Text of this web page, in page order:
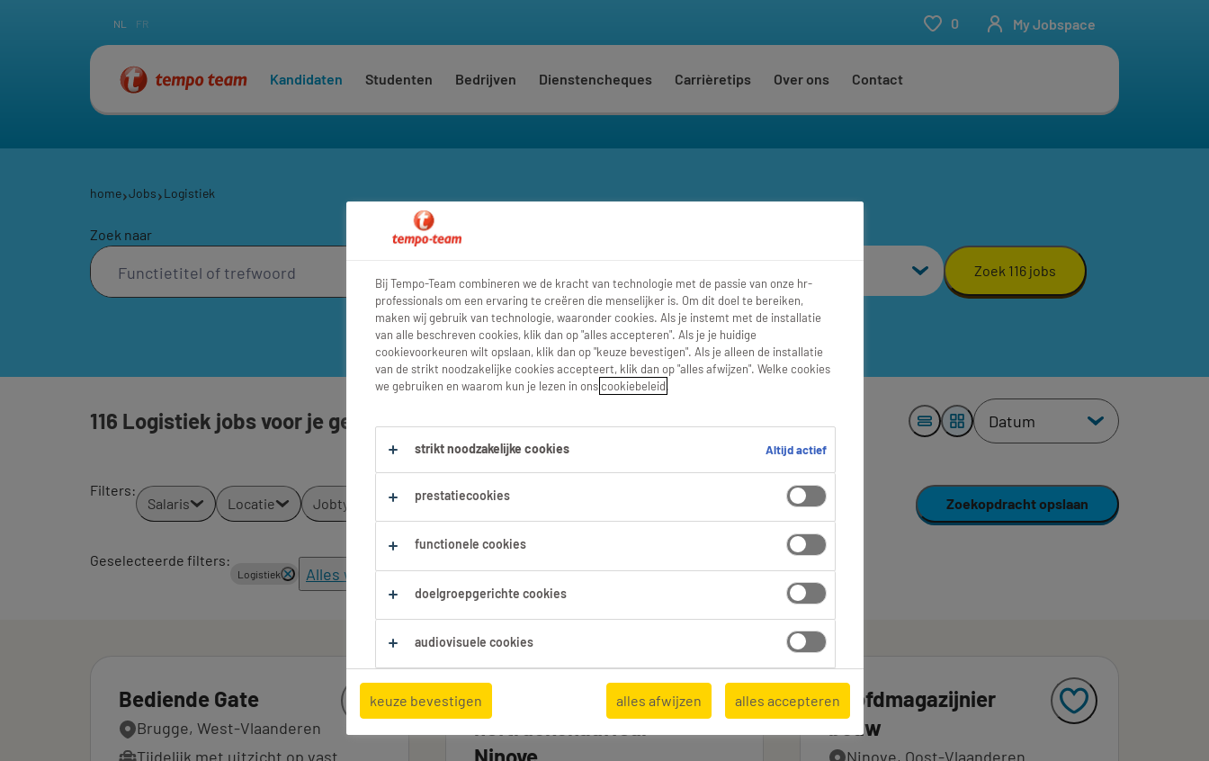
Kandidaten Studenten Bedrijven Dienstencheques Carrièretips Over ons Contact
0 My Jobspace
NL FR
home Jobs Logistiek
Zoek naar Waar
Zoek 116 jobs
116 Logistiek jobs voor je gevonden.
Filters:
Salaris Locatie Jobtypes 1 Expertisedomein Zoekopdracht opslaan
Geselecteerde filters:
Logistiek Alles wissen
Bediende Gate
Brugge, West-Vlaanderen
Tijdelijk met uitzicht op vast
Magazijnier /
heftruckchauffeur
Hoofdmagazijnier
bouw
Ninove, Oost-Vlaanderen
Bij Tempo-Team combineren we de kracht van technologie met de passie van onze hr-
professionals om een ervaring te creëren die menselijker is. Om dit doel te bereiken,
maken wij gebruik van technologie, waaronder cookies. Als je instemt met de installatie
van alle beschreven cookies, klik dan op "alles accepteren". Als je je huidige
cookievoorkeuren wilt opslaan, klik dan op "keuze bevestigen". Als je alleen de installatie
van de strikt noodzakelijke cookies accepteert, klik dan op "alles afwijzen". Welke cookies
we gebruiken en waarom kun je lezen in onscookiebeleid.
strikt noodzakelijke cookies Altijd actief
prestatiecookies
functionele cookies
doelgroepgerichte cookies
audiovisuele cookies
keuze bevestigen alles afwijzen alles accepteren